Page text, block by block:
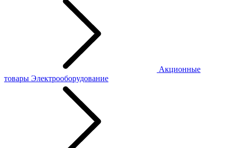
Акционные
товары Электрооборудование